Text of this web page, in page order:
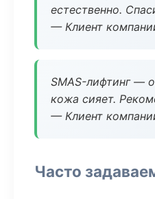
естественно.
— Клиент
SMAS-лифтинг —
кожа сияет.
— Клиент
Часто